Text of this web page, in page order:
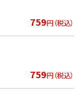
759円（税込）
759円（税込）